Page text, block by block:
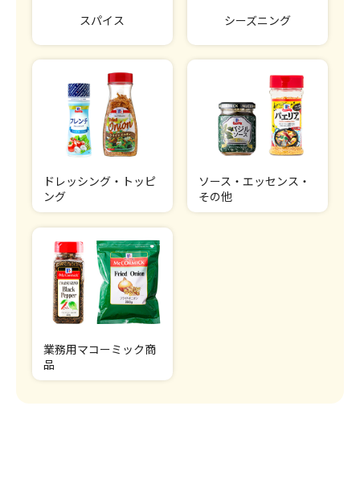
スパイス シーズニング
ドレッシング・トッピ
ング
ソース・エッセンス・
その他
業務用マコーミック商
品